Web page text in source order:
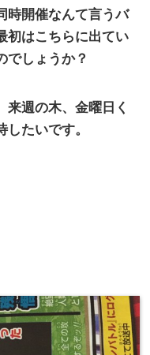
時開催なんて言うバ
初はこちらに出てい
でしょうか？
来週の木、金曜日く
たいです。